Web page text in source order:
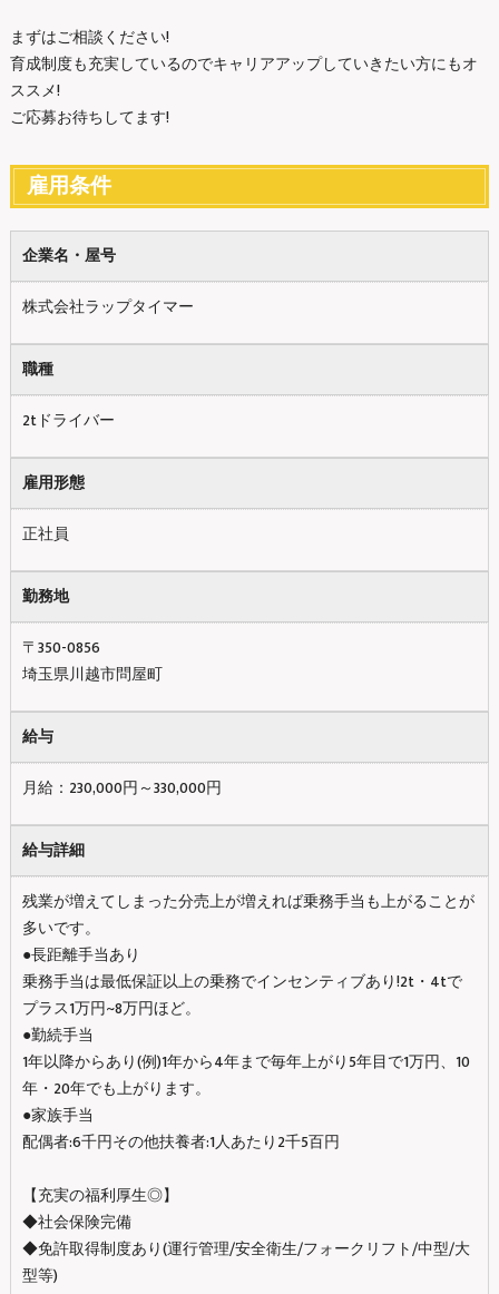
まずはご相談ください!
育成制度も充実しているのでキャリアアップしていきたい方にもオ
ススメ!
ご応募お待ちしてます!
雇用条件
企業名・屋号
株式会社ラップタイマー
職種
2tドライバー
雇用形態
正社員
勤務地
〒350-0856
埼玉県川越市問屋町
給与
月給：230,000円～330,000円
給与詳細
残業が増えてしまった分売上が増えれば乗務手当も上がることが
多いです。
●長距離手当あり
乗務手当は最低保証以上の乗務でインセンティブあり!2t・4tで
プラス1万円~8万円ほど。
●勤続手当
1年以降からあり(例)1年から4年まで毎年上がり5年目で1万円、10
年・20年でも上がります。
●家族手当
配偶者:6千円その他扶養者:1人あたり2千5百円
【充実の福利厚生◎】
◆社会保険完備
◆免許取得制度あり(運行管理/安全衛生/フォークリフト/中型/大
型等)